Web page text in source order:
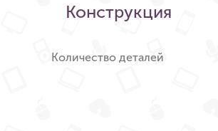
Конструкция
Количество деталей